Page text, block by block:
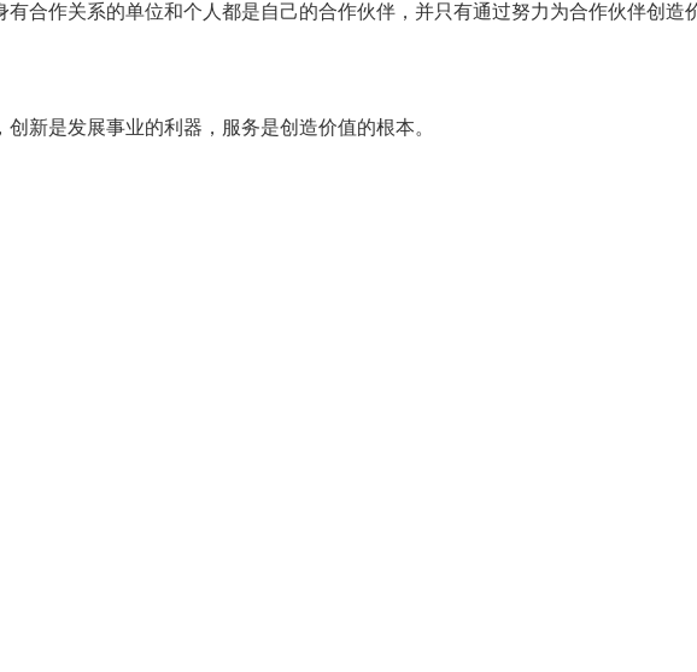
合作关系的单位和个人都是自己的合作伙伴，并只有通过努力为合作伙伴创造
新是发展事业的利器，服务是创造价值的根本。